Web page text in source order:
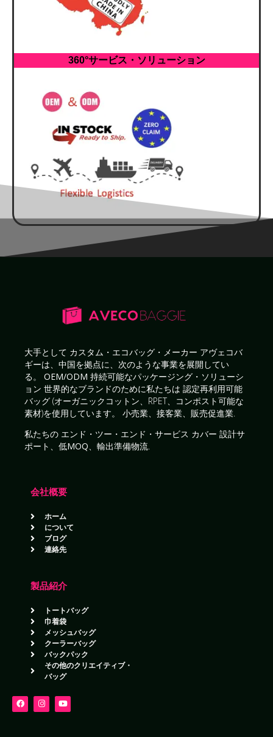
360°サービス・ソリューション
大手として カスタム・エコバッグ・メーカー アヴェコバ
ギーは、中国を拠点に、次のような事業を展開してい
る。 OEM/ODM 持続可能なパッケージング・ソリューシ
ョン 世界的なブランドのために私たちは 認定再利用可能
バッグ (オーガニックコットン、RPET、コンポスト可能な
素材)を使用しています。 小売業、接客業、販売促進業.
私たちの エンド・ツー・エンド・サービス カバー 設計サ
ポート、低MOQ、輸出準備物流.
会社概要
ホーム
について
ブログ
連絡先
製品紹介
トートバッグ
巾着袋
メッシュバッグ
クーラーバッグ
バックパック
その他のクリエイティブ・
バッグ